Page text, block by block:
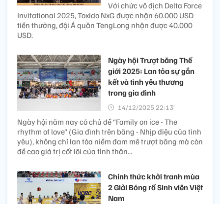
Với chức vô địch Delta Force
Invitational 2025, Toxido NxG được nhận 60.000 USD
tiền thưởng, đội Á quân TengLong nhận được 40.000
USD.
Ngày hội Trượt băng Thế
giới 2025: Lan tỏa sự gắn
kết và tình yêu thương
trong gia đình
14/12/2025 22:13’
Ngày hội năm nay có chủ đề “Family on ice - The
rhythm of love” (Gia đình trên băng - Nhịp điệu của tình
yêu), không chỉ lan tỏa niềm đam mê trượt băng mà còn
đề cao giá trị cốt lõi của tình thân...
Chính thức khởi tranh mùa
2 Giải Bóng rổ Sinh viên Việt
Nam